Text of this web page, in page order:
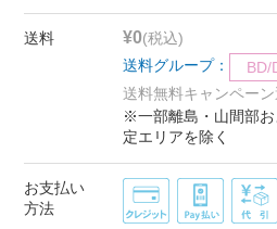
送料 ¥0(税込)
送料グループ：
BD/
送料無料キャンペーン
※一部離島・山間部
定エリアを除く
お支払い
方法